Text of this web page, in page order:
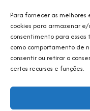
Para fornecer as melhores
cookies para armazenar
consentimento para essas
como comportamento de
consentir ou retirar o
certos recursos e funções.